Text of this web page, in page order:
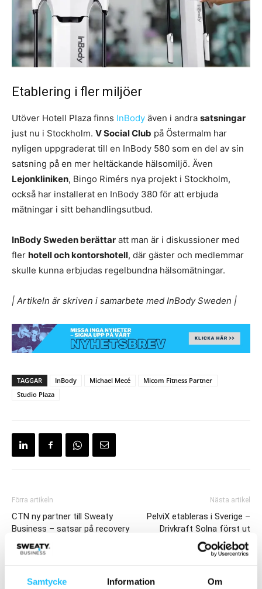
Samtycke Information Om
Etablering i fler miljöer
Utöver Hotell Plaza finns InBody även i andra satsningar
just nu i Stockholm. V Social Club på Östermalm har
nyligen uppgraderat till en InBody 580 som en del av sin
satsning på en mer heltäckande hälsomiljö. Även
Lejonkliniken, Bingo Rimérs nya projekt i Stockholm,
också har installerat en InBody 380 för att erbjuda
mätningar i sitt behandlingsutbud.
InBody Sweden berättar att man är i diskussioner med
fler hotell och kontorshotell, där gäster och medlemmar
skulle kunna erbjudas regelbundna hälsomätningar.
| Artikeln är skriven i samarbete med InBody Sweden |
TAGGAR InBody Michael Mecé
Micom Fitness Partner
Studio Plaza
Förra artikeln
CTN ny partner till Sweaty
Business – satsar på recovery
och longevity i Sverige
Nästa artikel
PelviX etableras i Sverige –
Drivkraft Solna först ut